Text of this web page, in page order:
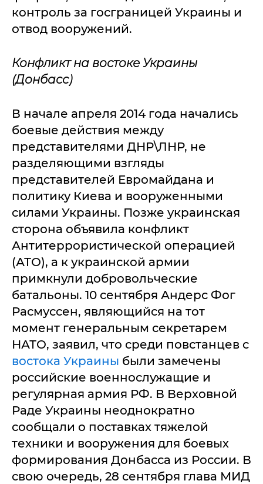
контроль за госграницей Украины и
отвод вооружений.
Конфликт на востоке Украины
(Донбасс)
В начале апреля 2014 года начались
боевые действия между
представителями ДНР\ЛНР, не
разделяющими взгляды
представителей Евромайдана и
политику Киева и вооруженными
силами Украины. Позже украинская
сторона объявила конфликт
Антитеррористической операцией
(АТО), а к украинской армии
примкнули добровольческие
батальоны. 10 сентября Андерс Фог
Расмуссен, являющийся на тот
момент генеральным секретарем
НАТО, заявил, что среди повстанцев с
востока Украины были замечены
российские военнослужащие и
регулярная армия РФ. В Верховной
Раде Украины неоднократно
сообщали о поставках тяжелой
техники и вооружения для боевых
формирования Донбасса из России. В
свою очередь, 28 сентября глава МИД